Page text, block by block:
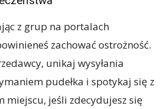
z grup na portalach
zachować ostrożność.
unikaj wysyłania
pudełka i spotykaj się z
miejscu, jeśli zdecydujesz się